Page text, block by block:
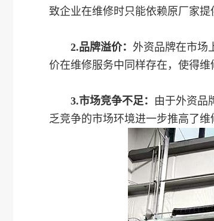
致企业在维修时只能依赖原厂家提
2.品牌溢价： 外资品牌在市场
价在维修服务中同样存在，使得维
3.市场竞争不足： 由于外资品
乏竞争的市场环境进一步推高了维